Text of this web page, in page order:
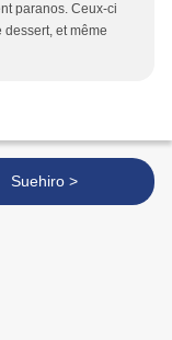
paranos. Ceux-ci
et même
Suehiro >